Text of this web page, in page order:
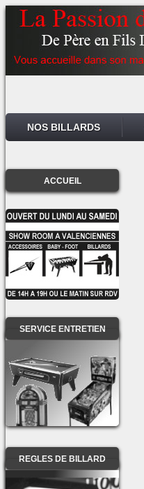
NOS BILLARDS
ACCUEIL
SERVICE ENTRETIEN
REGLES DE BILLARD